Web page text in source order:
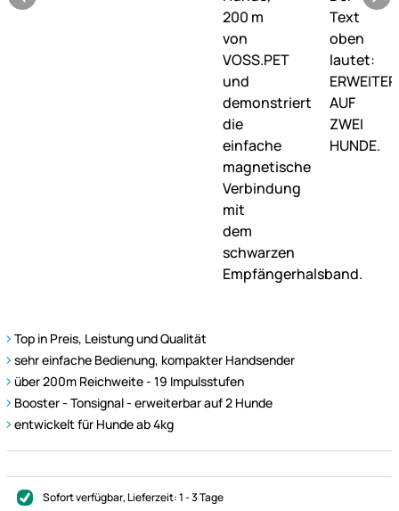
Top in Preis, Leistung und Qualität
sehr einfache Bedienung, kompakter Handsender
über 200m Reichweite - 19 Impulsstufen
Booster - Tonsignal - erweiterbar auf 2 Hunde
entwickelt für Hunde ab 4kg
Sofort verfügbar, Lieferzeit:1 - 3 Tage